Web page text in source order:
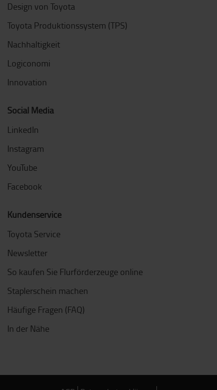
Design von Toyota
Toyota Produktionssystem (TPS)
Nachhaltigkeit
Logiconomi
Innovation
Social Media
LinkedIn
Instagram
YouTube
Facebook
Kundenservice
Toyota Service
Newsletter
So kaufen Sie Flurförderzeuge online
Staplerschein machen
Häufige Fragen (FAQ)
In der Nähe